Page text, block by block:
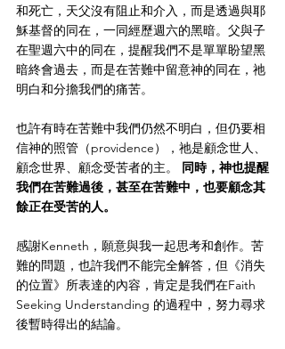
和死亡，天父沒有阻止和介入，而是透過與耶
穌基督的同在，一同經歷週六的黑暗。父與子
在聖週六中的同在，提醒我們不是單單盼望黑
暗終會過去，而是在苦難中留意神的同在，祂
明白和分擔我們的痛苦。
也許有時在苦難中我們仍然不明白，但仍要相
信神的照管（providence），祂是顧念世人、
顧念世界、顧念受苦者的主。 同時，神也提醒
我們在苦難過後，甚至在苦難中，也要顧念其
餘正在受苦的人。
感謝Kenneth，願意與我一起思考和創作。苦
難的問題，也許我們不能完全解答，但《消失
的位置》所表達的內容，肯定是我們在Faith
Seeking Understanding 的過程中，努力尋求
後暫時得出的結論。